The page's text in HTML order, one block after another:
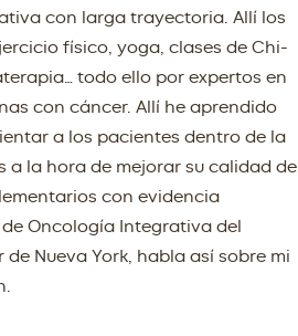
con larga trayectoria. Allí los
físico, yoga, clases de Chi-
todo ello por expertos en
con cáncer. Allí he aprendido
a los pacientes dentro de la
la hora de mejorar su calidad de
con evidencia
Oncología Integrativa del
Nueva York, habla así sobre mi